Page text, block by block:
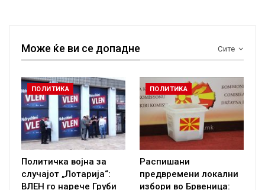
Сите
Може ќе ви се допадне
ПОЛИТИКА
Политичка војна за
случајот „Лотарија“:
ВЛЕН го нарече Груби
ПОЛИТИКА
Распишани
предвремени локални
избори во Брвеница: